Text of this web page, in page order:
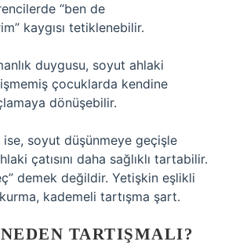
“ben de
kaygısı tetiklenebilir.
duygusu, soyut ahlaki
çocuklarda kendine
dönüşebilir.
ise, soyut düşünmeye geçişle
çatısını daha sağlıklı tartabilir.
demek değildir. Yetişkin eşlikli
kademeli tartışma şart.
TARTIŞMALI?